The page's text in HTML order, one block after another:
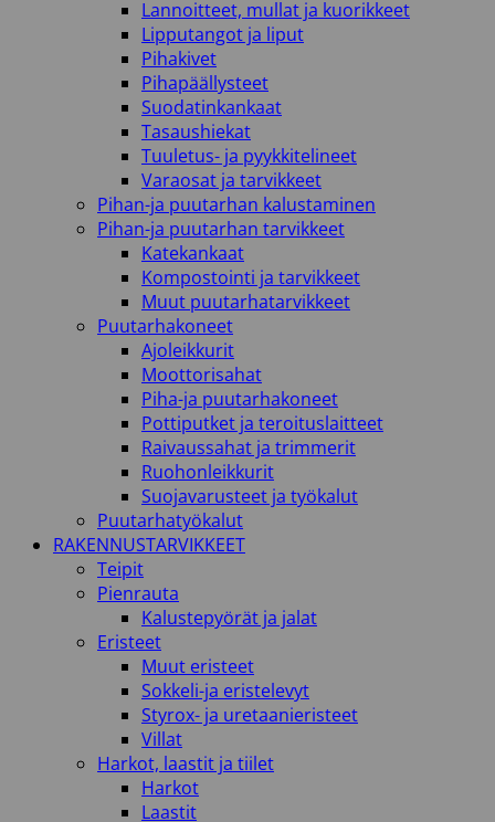
Lannoitteet, mullat ja kuorikkeet
Lipputangot ja liput
Pihakivet
Pihapäällysteet
Suodatinkankaat
Tasaushiekat
Tuuletus- ja pyykkitelineet
Varaosat ja tarvikkeet
Pihan-ja puutarhan kalustaminen
Pihan-ja puutarhan tarvikkeet
Katekankaat
Kompostointi ja tarvikkeet
Muut puutarhatarvikkeet
Puutarhakoneet
Ajoleikkurit
Moottorisahat
Piha-ja puutarhakoneet
Pottiputket ja teroituslaitteet
Raivaussahat ja trimmerit
Ruohonleikkurit
Suojavarusteet ja työkalut
Puutarhatyökalut
RAKENNUSTARVIKKEET
Teipit
Pienrauta
Kalustepyörät ja jalat
Eristeet
Muut eristeet
Sokkeli-ja eristelevyt
Styrox- ja uretaanieristeet
Villat
Harkot, laastit ja tiilet
Harkot
Laastit